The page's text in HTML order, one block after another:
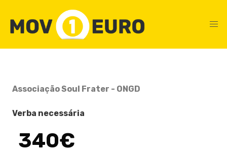
Associação Soul Frater - ONGD
Verba necessária
340€